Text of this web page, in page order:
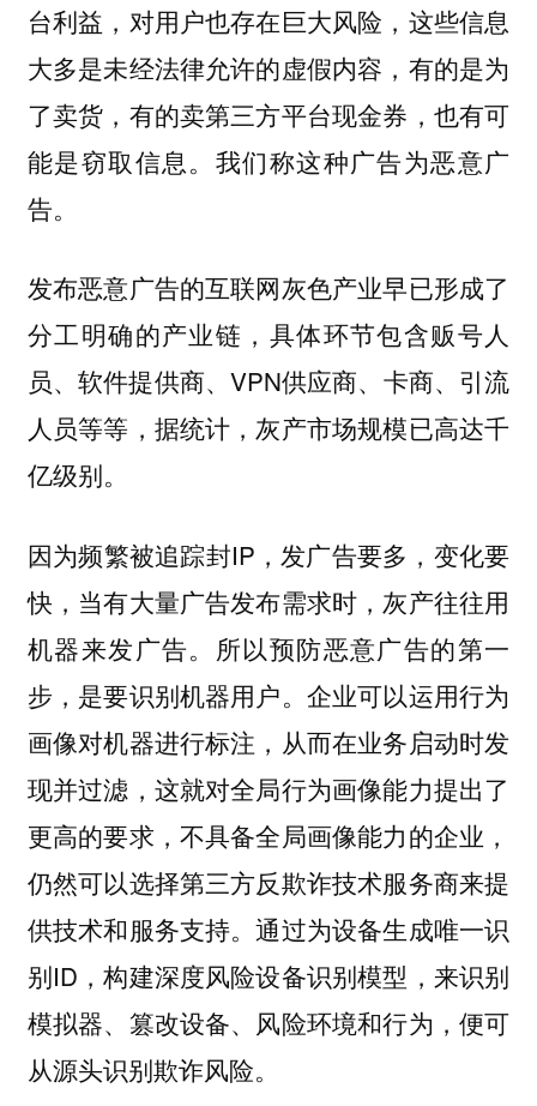
台利益，对用户也存在巨大风险，这些信息
大多是未经法律允许的虚假内容，有的是为
了卖货，有的卖第三方平台现金券，也有可
能是窃取信息。我们称这种广告为恶意广
告。
发布恶意广告的互联网灰色产业早已形成了
分工明确的产业链，具体环节包含贩号人
员、软件提供商、VPN供应商、卡商、引流
人员等等，据统计，灰产市场规模已高达千
亿级别。
因为频繁被追踪封IP，发广告要多，变化要
快，当有大量广告发布需求时，灰产往往用
机器来发广告。所以预防恶意广告的第一
步，是要识别机器用户。企业可以运用行为
画像对机器进行标注，从而在业务启动时发
现并过滤，这就对全局行为画像能力提出了
更高的要求，不具备全局画像能力的企业，
仍然可以选择第三方反欺诈技术服务商来提
供技术和服务支持。通过为设备生成唯一识
别ID，构建深度风险设备识别模型，来识别
模拟器、篡改设备、风险环境和行为，便可
从源头识别欺诈风险。